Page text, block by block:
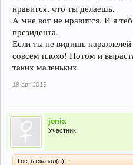
нравится, что ты делаешь.
А мне вот не нравится. И я
президента.
Если ты не видишь
совсем плохо! Потом и
таких маленьких.
18 авг 2015
jenia
Участник
Гость сказал(а): ↑